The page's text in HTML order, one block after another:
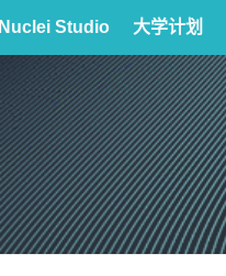
Nuclei Studio 大学计划